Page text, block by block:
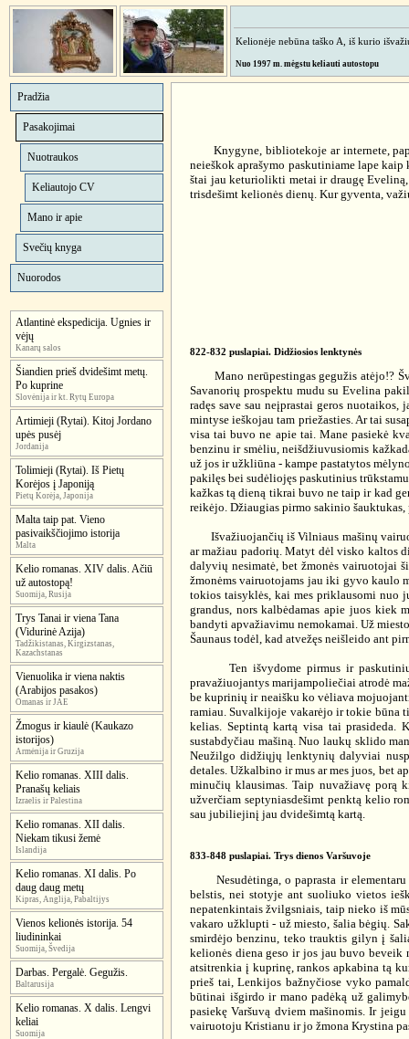
Kelionėje nebūna taško A, iš kurio
Nuo 1997 m. mėgstu keliauti autostopu
Pradžia
Pasakojimai
Nuotraukos
Keliautojo CV
Mano ir apie
Svečių knyga
Nuorodos
Atlantinė ekspedicija. Ugnies ir
vėjų
Kanarų salos
Šiandien prieš dvidešimt metų.
Po kuprine
Slovėnija ir kt. Rytų Europa
Artimieji (Rytai). Kitoj Jordano
upės pusėj
Jordanija
Tolimieji (Rytai). Iš Pietų
Korėjos į Japoniją
Pietų Korėja, Japonija
Malta taip pat. Vieno
pasivaikščiojimo istorija
Malta
Kelio romanas. XIV dalis. Ačiū
už autostopą!
Suomija, Rusija
Trys Tanai ir viena Tana
(Vidurinė Azija)
Tadžikistanas, Kirgizstanas,
Kazachstanas
Vienuolika ir viena naktis
(Arabijos pasakos)
Omanas ir JAE
Žmogus ir kiaulė (Kaukazo
istorijos)
Armėnija ir Gruzija
Kelio romanas. XIII dalis.
Pranašų keliais
Izraelis ir Palestina
Kelio romanas. XII dalis.
Niekam tikusi žemė
Islandija
Kelio romanas. XI dalis. Po
daug daug metų
Kipras, Anglija, Pabaltijys
Vienos kelionės istorija. 54
liudininkai
Suomija, Švedija
Darbas. Pergalė. Gegužis.
Baltarusija
Kelio romanas. X dalis. Lengvi
keliai
Suomija
Knygyne, bibliotekoje ar internete,
neieškok aprašymo paskutiniame lape
štai jau keturiolikti metai ir draugę Eveliną,
trisdešimt kelionės dienų. Kur gyventa,
822-832 puslapiai. Didžiosios lenktynės
Mano nerūpestingas gegužis atėjo!?
Savanorių prospektu mudu su Evelina
radęs save sau neįprastai geros
mintyse ieškojau tam priežasties. Ar tai
visa tai buvo ne apie tai. Mane pasiekė
benzinu ir smėliu, neišdžiuvusiomis
už jos ir užkliūna - kampe pastatytos
pakilęs bei sudėliojęs paskutinius
kažkas tą dieną tikrai buvo ne taip ir kad
reikėjo. Džiaugias pirmo sakinio šauktukas,
Išvažiuojančių iš Vilniaus mašinų
ar mažiau padorių. Matyt dėl visko kaltos
dalyvių nesimatė, bet žmonės vairuotojai
žmonėms vairuotojams jau iki gyvo kaulo
tokios taisyklės, kai mes priklausomi nuo
grandus, nors kalbėdamas apie juos kiek
bandyti apvažiavimu nemokamai. Už
Šaunaus todėl, kad atvežęs neišleido ant
Ten išvydome pirmus ir paskutinius
pravažiuojantys marijampoliečiai atrodė
be kuprinių ir neaišku ko vėliava
ramiau. Suvalkijoje vakarėjo ir tokie būna
kelias. Septintą kartą visa tai
sustabdyčiau mašiną. Nuo laukų sklido
Neužilgo didžiųjų lenktynių dalyviai
detales. Užkalbino ir mus ar mes juos, bet
minučių klausimas. Taip nuvažiavę
užverčiam septyniasdešimt penktą kelio
sau jubiliejinį jau dvidešimtą kartą.
833-848 puslapiai. Trys dienos Varšuvoje
Nesudėtinga, o paprasta ir elementaru
belstis, nei stotyje ant suoliuko vietos
nepatenkintais žvilgsniais, taip nieko iš
vakaro užklupti - už miesto, šalia bėgių.
smirdėjo benzinu, teko trauktis gilyn į
kelionės diena geso ir jos jau buvo beveik
atsitrenkia į kuprinę, rankos apkabina tą
prieš tai, Lenkijos bažnyčiose vyko
būtinai išgirdo ir mano padėką už
pasiekę Varšuvą dviem mašinomis. Ir
vairuotoju Kristianu ir jo žmona Krystina